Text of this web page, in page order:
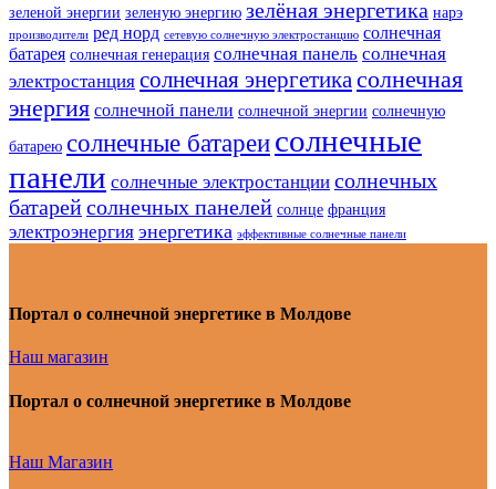
зеленой энергии зеленую энергию зелёная энергетика нарэ
производители ред норд сетевую солнечную электростанцию солнечная
батарея солнечная генерация солнечная панель солнечная
электростанция солнечная энергетикасолнечная
энергия солнечной панели солнечной энергии солнечную
батарею солнечные батареисолнечные
панели солнечные электростанции солнечных
батарейсолнечных панелей солнце франция
электроэнергия энергетика эффективные солнечные панели
Портал о солнечной энергетике в Молдове
Наш магазин
Портал о солнечной энергетике в Молдове
Наш Магазин